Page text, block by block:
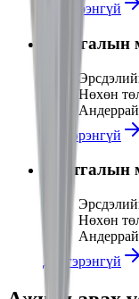
Дэлгэрэнгүй
Даатгалын
Нөхөн
Дэлгэрэнгүй
Даатгалын
Нөхөн
Дэлгэрэнгүй